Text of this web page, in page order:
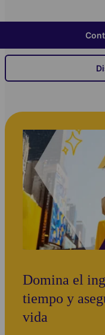
Domina el
tiempo y
vida